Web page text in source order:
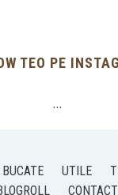
TEO PE
…
UTILE
CONTACT